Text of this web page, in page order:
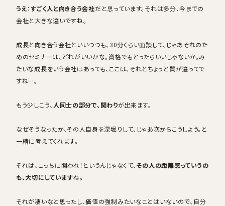
うえ ：すごく人と向き合う会社だと思っています。それは多分、今までの
会社と大きな違いですね。
成長と向き合う会社といいつつも、30分くらい面談して、じゃあそれのた
めのセミナーは、どれがいいかな。資格でもとったらいいじゃないか。み
たいな成長をいう会社はあっても、ここは、それとちょっと質が違ってで
すね…。
もう少しこう、 人同士の部分で、関わりが出来ます。
なぜそうなったか、その人自身を深堀りして、じゃあ次からこうしよう。と
一緒に考えてくれます。
それは、こっちに関われ！というんじゃなくて、 その人の距離感っていうの
も、大切にしていますね。
それが凄いなと思ったし、価値の強制みたいなことはいないので、自分